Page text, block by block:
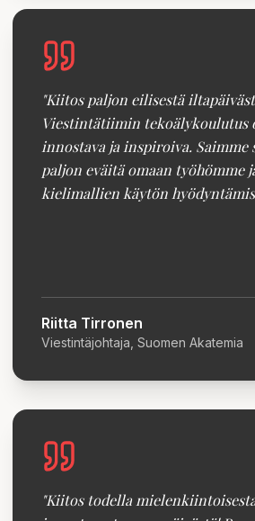
"Kiitos paljon eilisestä
Viestintätiimin tekoälykoulutus
innostava ja inspiroiva. Saimme
paljon eväitä omaan työhömme
kielimallien käytön
Riitta Tirronen
Viestintäjohtaja, Suomen Akatemia
"Kiitos todella